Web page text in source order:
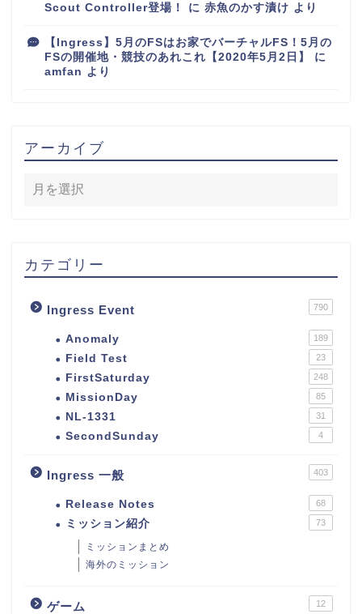
Scout Controller登場！
に 赤魚のかす漬け より
【Ingress】5月のFSはお家でバーチャルFS！5月の
FSの開催地・競技のあれこれ【2020年5月2日】
に
amfan より
アーカイブ
カテゴリー
Ingress Event 790
Anomaly 189
Field Test 23
FirstSaturday 248
MissionDay 85
NL-1331 31
SecondSunday 4
Ingress 一般 403
Release Notes 68
ミッション紹介 73
ミッションまとめ
海外のミッション
ゲーム 12